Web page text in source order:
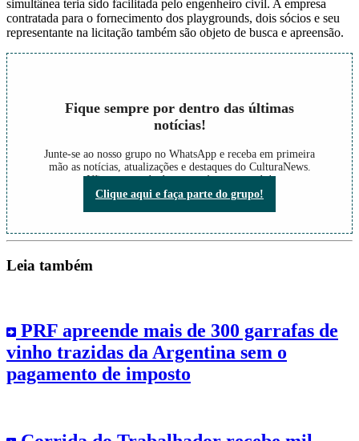
simultânea teria sido facilitada pelo engenheiro civil. A empresa
contratada para o fornecimento dos playgrounds, dois sócios e seu
representante na licitação também são objeto de busca e apreensão.
Fique sempre por dentro das últimas
notícias!
Junte-se ao nosso grupo no WhatsApp e receba em primeira
mão as notícias, atualizações e destaques do CulturaNews.
Não perca nada do que está acontecendo!
Clique aqui e faça parte do grupo!
Leia também
PRF apreende mais de 300 garrafas de
vinho trazidas da Argentina sem o
pagamento de imposto